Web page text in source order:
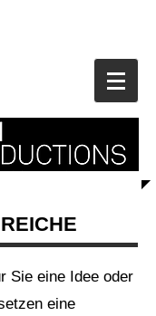
Sie eine Idee oder
eine